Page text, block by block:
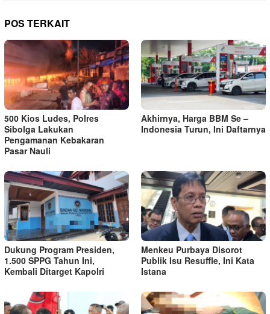
POS TERKAIT
500 Kios Ludes, Polres
Sibolga Lakukan
Pengamanan Kebakaran
Pasar Nauli
Akhirnya, Harga BBM Se –
Indonesia Turun, Ini Daftarnya
Dukung Program Presiden,
1.500 SPPG Tahun Ini,
Kembali Ditarget Kapolri
Menkeu Purbaya Disorot
Publik Isu Resuffle, Ini Kata
Istana